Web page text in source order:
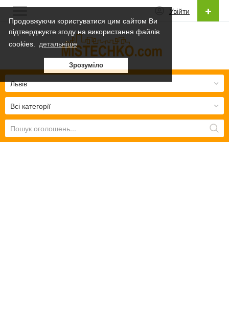
Продовжуючи користуватися цим сайтом Ви
підтверджуєте згоду на використання файлів
cookies.
детальніше
Зрозуміло
Увійти
Українська
Українська
Русский
Всі категорії
Львів